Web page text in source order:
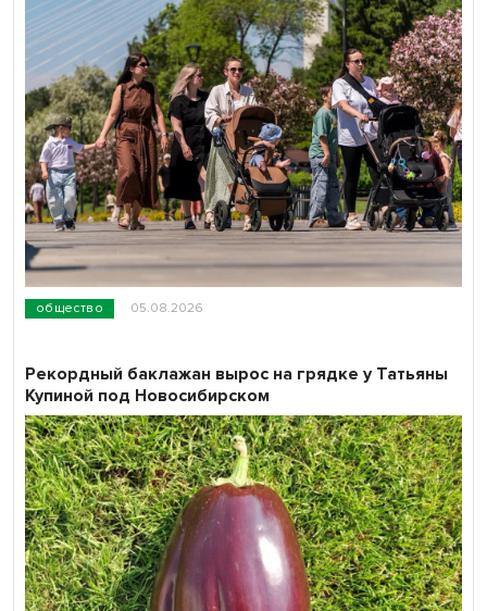
общество 05.08.2026
Рекордный баклажан вырос на грядке у Татьяны
Купиной под Новосибирском